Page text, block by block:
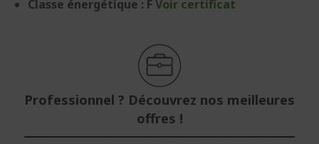
Classe énergétique : F Voir certificat
Professionnel ? Découvrez nos meilleures
offres !